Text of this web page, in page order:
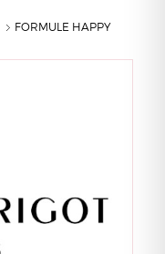
FORMULE HAPPY